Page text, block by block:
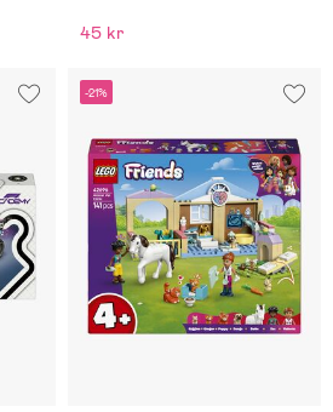
45 kr
-21%